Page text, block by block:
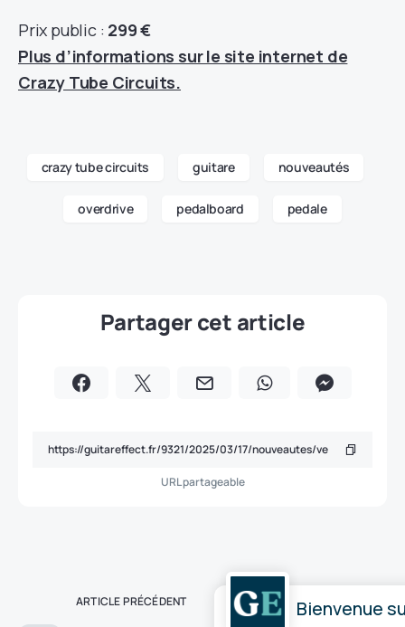
Prix public : 299 €
Plus d’informations sur le site internet de
Crazy Tube Circuits.
crazy tube circuits guitare nouveautés
overdrive pedalboard pedale
Partager cet article
URL partageable
ARTICLE PRÉCÉDENT Bienvenue